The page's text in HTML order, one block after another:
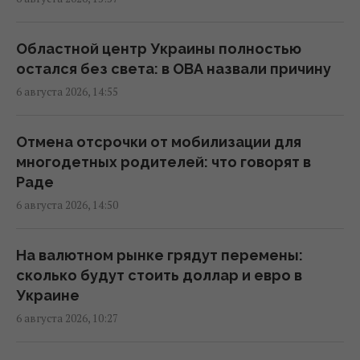
В Фонде госимущества прогнозируют
государственных активов
15:58 четверг, 06 августа 2026
баллистика: Зеленский раскрыл сроки
15:45 четверг, 06 августа 2026
В Румынии уже знают, куда РФ нанесет
15:40 четверг, 06 августа 2026
Украинец в Германии шпионил за
оборонным предприятием, его задержали
Областной центр Украины полностью
остался без света: в ОВА назвали причину
6 августа 2026, 14:55
Отмена отсрочки от мобилизации для
многодетных родителей: что говорят в
Раде
6 августа 2026, 14:50
На валютном рынке грядут перемены:
сколько будут стоить доллар и евро в
Украине
6 августа 2026, 10:27